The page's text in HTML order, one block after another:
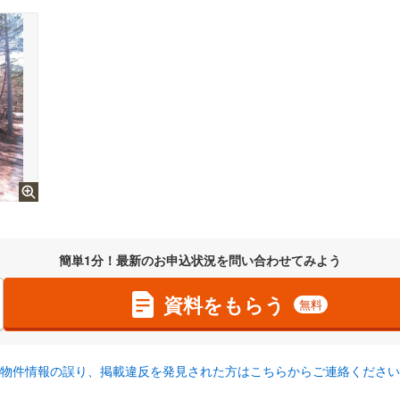
簡単1分！最新のお申込状況を問い合わせてみよう
資料をもらう 無料
物件情報の誤り、掲載違反を発見された方はこちらからご連絡ください